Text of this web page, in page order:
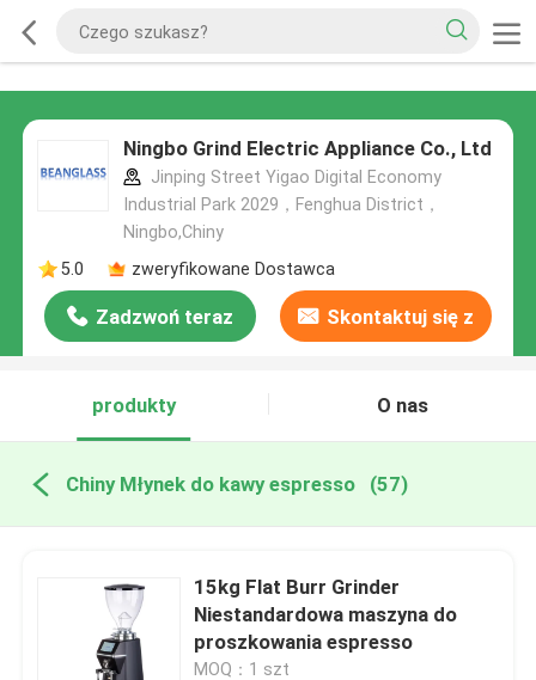
Ningbo Grind Electric Appliance Co., Ltd
Jinping Street Yigao Digital Economy
Industrial Park 2029，Fenghua District，
Ningbo,Chiny
5.0
zweryfikowane Dostawca
Zadzwoń teraz Skontaktuj się z
produkty
O nas
Chiny Młynek do kawy espresso (57)
15kg Flat Burr Grinder
Niestandardowa maszyna do
proszkowania espresso
MOQ：1 szt